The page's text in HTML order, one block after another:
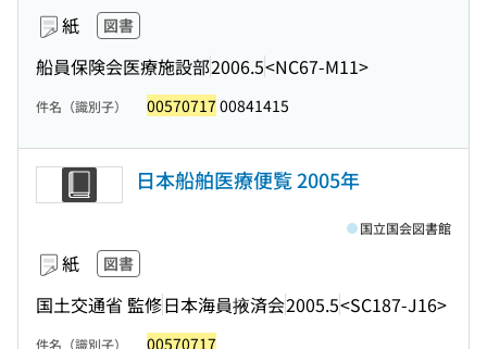
紙 図書
船員保険会医療施設部2006.5<NC67-M11>
件名（識別子） 00570717 00841415
日本船舶医療便覧 2005年
紙 図書
国土交通省 監修日本海員掖済会2005.5<SC187-J16>
国立国会図書館
件名（識別子） 00570717